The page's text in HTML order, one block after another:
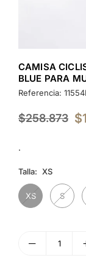
CAMISA
BLUE PARA
Referencia:
Precio
$258.873
.
Talla: XS
XS S